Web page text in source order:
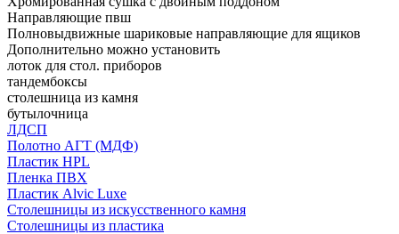
Направляющие пвш
Полновыдвижные шариковые направляющие для ящиков
Дополнительно можно установить
лоток для стол. приборов
тандембоксы
столешница из камня
бутылочница
ЛДСП
Полотно АГТ (МДФ)
Пластик HPL
Пленка ПВХ
Пластик Alvic Luxe
Столешницы из искусственного камня
Столешницы из пластика